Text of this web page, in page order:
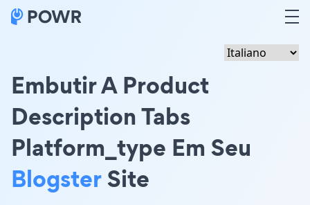
Embutir A Product
Description Tabs
Platform_type Em Seu
BlogsterSite